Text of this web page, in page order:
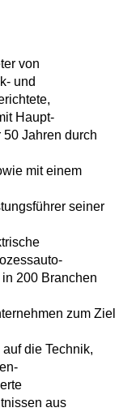
von
und
Haupt-
Jahren durch
mit einem
seiner
200 Branchen
zum Ziel
die Technik,
aus